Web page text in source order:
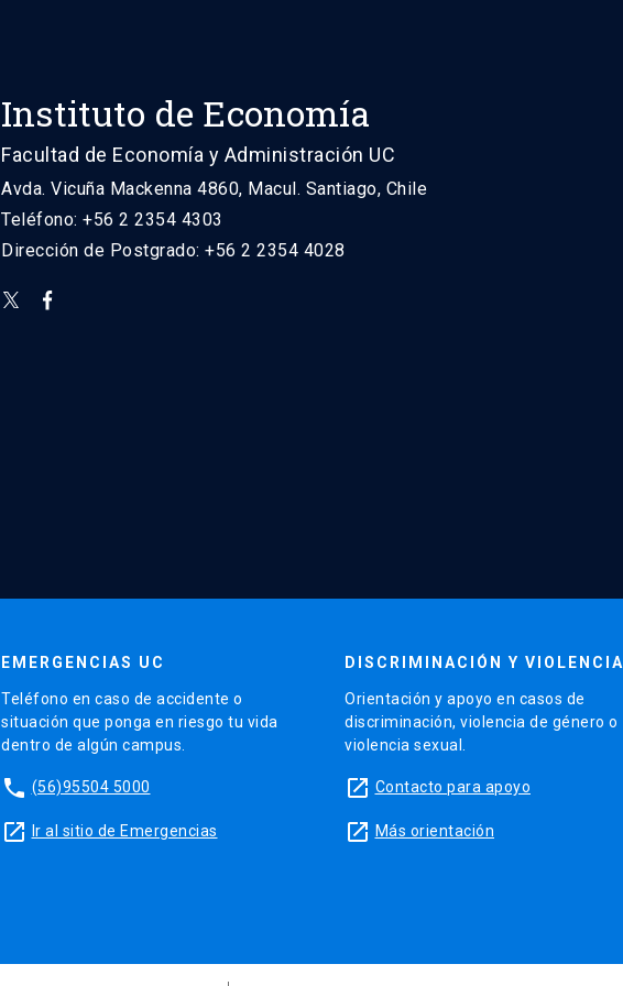
Instituto de Economía
Facultad de Economía y Administración UC
Avda. Vicuña Mackenna 4860, Macul. Santiago, Chile
Teléfono: +56 2 2354 4303
Dirección de Postgrado: +56 2 2354 4028
EMERGENCIAS UC
Teléfono en caso de accidente o
situación que ponga en riesgo tu vida
dentro de algún campus.
phone (56)95504 5000
launch Ir al sitio de Emergencias
DISCRIMINACIÓN Y VIOLENCIA
Orientación y apoyo en casos de
discriminación, violencia de género o
violencia sexual.
launch Contacto para apoyo
launch Más orientación